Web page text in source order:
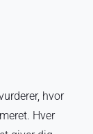
hvor
Hver